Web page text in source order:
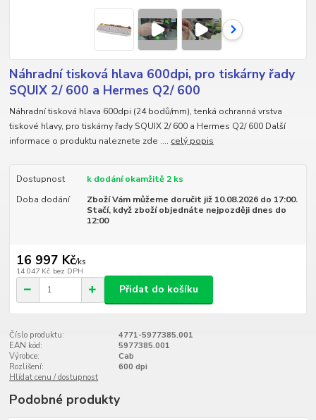
Náhradní tisková hlava 600dpi, pro tiskárny řady
SQUIX 2/ 600 a Hermes Q2/ 600
Náhradní tisková hlava 600dpi (24 bodů/mm), tenká ochranná vrstva
tiskové hlavy, pro tiskárny řady SQUIX 2/ 600 a Hermes Q2/ 600 Další
informace o produktu naleznete zde .... celý popis
Dostupnost
k dodání okamžitě 2 ks
Doba dodání
Zboží Vám můžeme doručit již 10.08.2026 do 17:00.
Stačí, když zboží objednáte nejpozději dnes do
12:00
16 997 Kč/ks
14 047 Kč bez DPH
Přidat do košíku
Číslo produktu:
4771-5977385.001
EAN kód:
5977385.001
Výrobce:
Cab
Rozlišení:
600 dpi
Hlídat cenu / dostupnost
Podobné produkty